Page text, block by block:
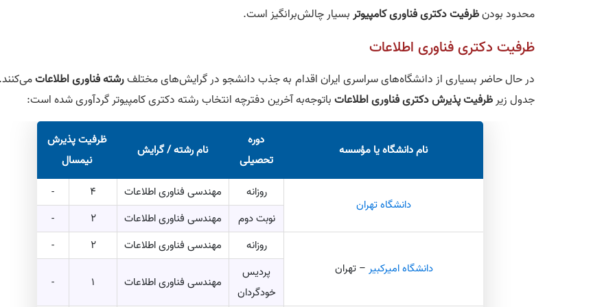
محدود بودنظرفیت دکتری فناوری کامپیوتربسیار چالش‌برانگیز است.
ظرفیت دکتری فناوری اطلاعات
در حال حاضر بسیاری از دانشگاه‌های سراسری ایران اقدام به جذب دانشجو در گرایش‌های مختلفرشته فناوری اطلاعات
جدول زیرظرفیت پذیرش دکتری فناوری اطلاعاتباتوجه‌به آخرین دفترچه انتخاب رشته دکتری کامپیوتر گردآوری شده است:
نام دانشگاه یا مؤسسه
دوره
تحصیلی
نام رشته / گرایش
ظرفیت پذیرش
نیمسال
دانشگاه تهران
روزانه مهندسی فناوری اطلاعات 4
-
نوبت دوم
مهندسی فناوری اطلاعات 2
-
دانشگاه امیرکبیر – تهران
روزانه مهندسی فناوری اطلاعات 2
-
پردیس
خودگردان
مهندسی فناوری اطلاعات 1
-